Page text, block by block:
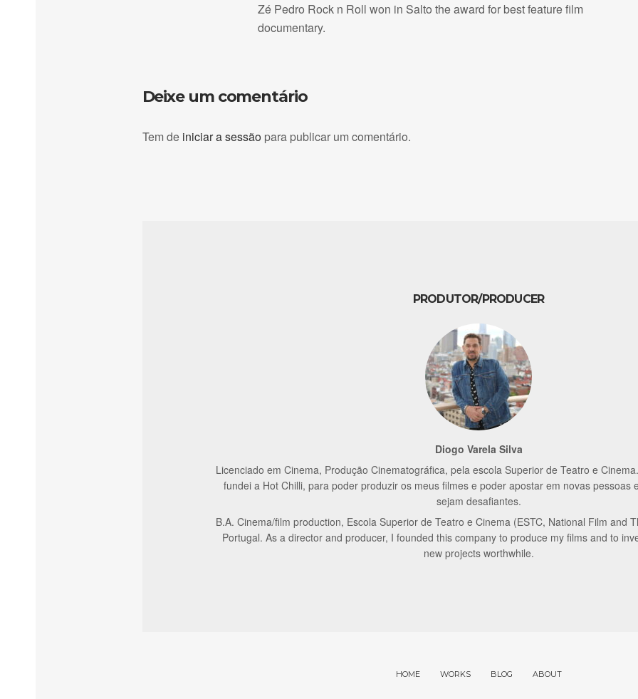
Zé Pedro Rock n Roll won in Salto the award for best feature film
documentary.
Deixe um comentário
Tem de iniciar a sessãopara publicar um comentário.
PRODUTOR/PRODUCER
Diogo Varela Silva
Licenciado em Cinema, Produção Cinematográfica, pela escola Superior de Teatro e
fundei a Hot Chilli, para poder produzir os meus filmes e poder apostar em novas pessoas
sejam desafiantes.
B.A. Cinema/film production, Escola Superior de Teatro e Cinema (ESTC, National Film and
Portugal. As a director and producer, I founded this company to produce my films and to
new projects worthwhile.
HOME WORKS BLOG ABOUT